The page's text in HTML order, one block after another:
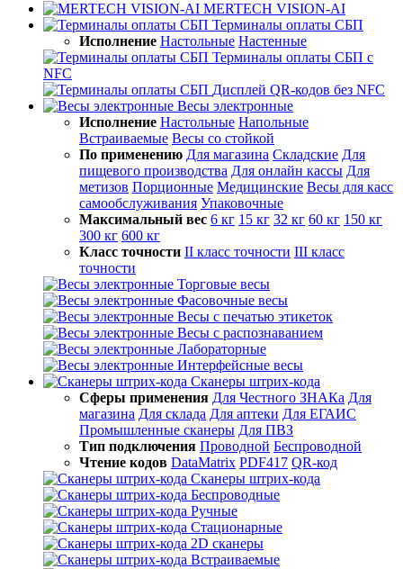
MERTECH VISION-AI
Терминалы оплаты СБП
Исполнение Настольные Настенные
Терминалы оплаты СБП с
NFC
Дисплей QR-кодов без NFC
Весы электронные
Исполнение Настольные Напольные
Встраиваемые Весы со стойкой
По применению Для магазина Складские Для
пищевого производства Для онлайн кассы Для
метизов Порционные Медицинские Весы для касс
самообслуживания Упаковочные
Максимальный вес 6 кг 15 кг 32 кг 60 кг 150 кг
300 кг 600 кг
Класс точности II класс точности III класс
точности
Торговые весы
Фасовочные весы
Весы с печатью этикеток
Весы с распознаванием
Лабораторные
Интерфейсные весы
Сканеры штрих-кода
Сферы применения Для Честного ЗНАКа Для
магазина Для склада Для аптеки Для ЕГАИС
Промышленные сканеры Для ПВЗ
Тип подключения Проводной Беспроводной
Чтение кодов DataMatrix PDF417 QR-код
Сканеры штрих-кода
Беспроводные
Ручные
Стационарные
2D сканеры
Встраиваемые